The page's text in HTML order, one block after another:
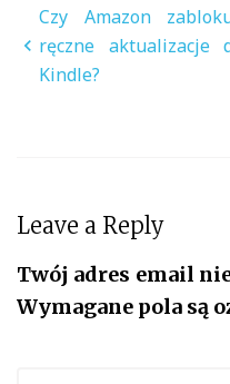
Nawigacja
wpisu
Czy Amazon
ręczne aktualizacje
Kindle?
Leave a Reply
Twój adres email
Wymagane pola są